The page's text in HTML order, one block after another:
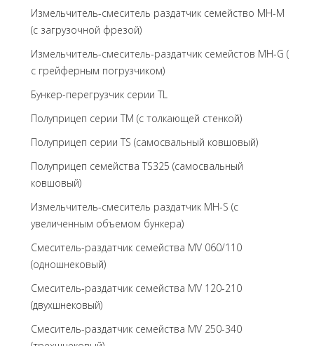
Измельчитель-смеситель раздатчик семейство MH-M
(с загрузочной фрезой)
Измельчитель-смеситель-раздатчик семейстов MH-G (
с грейферным погрузчиком)
Бункер-перегрузчик серии TL
Полуприцеп серии TM (с толкающей стенкой)
Полуприцеп серии TS (самосвальный ковшовый)
Полуприцеп семейства TS325 (самосвальный
ковшовый)
Измельчитель-смеситель раздатчик MH-S (с
увеличенным объемом бункера)
Смеситель-раздатчик семейства MV 060/110
(одношнековый)
Смеситель-раздатчик семейства MV 120-210
(двухшнековый)
Смеситель-раздатчик семейства MV 250-340